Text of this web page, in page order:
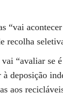
“vai
recolha
“avaliar se
deposição
aos